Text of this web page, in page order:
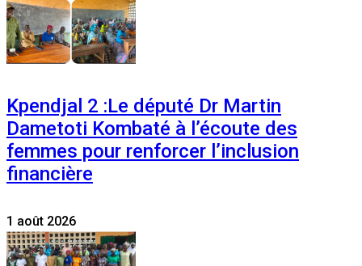
Kpendjal 2 :Le député Dr Martin
Dametoti Kombaté à l’écoute des
femmes pour renforcer l’inclusion
financière
1 août 2026